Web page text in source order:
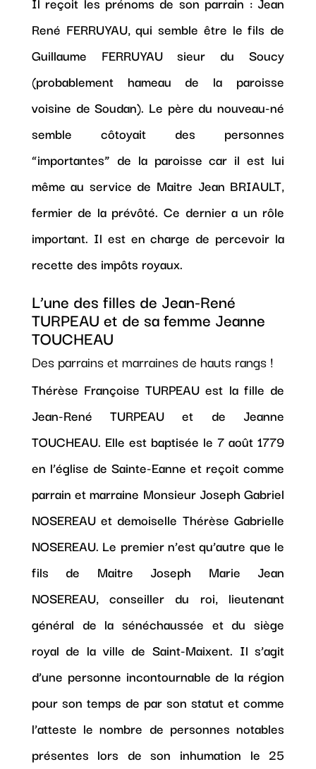
René FERRUYAU, qui semble être le fils de
Guillaume FERRUYAU sieur du Soucy
(probablement hameau de la paroisse
voisine de Soudan). Le père du nouveau-né
semble côtoyait des personnes
“importantes” de la paroisse car il est lui
même au service de Maitre Jean BRIAULT,
fermier de la prévôté. Ce dernier a un rôle
important. Il est en charge de percevoir la
recette des impôts royaux.
L’une des filles de Jean-René
TURPEAU et de sa femme Jeanne
TOUCHEAU
Des parrains et marraines de hauts rangs !
Thérèse Françoise TURPEAU est la fille de
Jean-René TURPEAU et de Jeanne
TOUCHEAU. Elle est baptisée le 7 août 1779
en l’église de Sainte-Eanne et reçoit comme
parrain et marraine Monsieur Joseph Gabriel
NOSEREAU et demoiselle Thérèse Gabrielle
NOSEREAU. Le premier n’est qu’autre que le
fils de Maitre Joseph Marie Jean
NOSEREAU, conseiller du roi, lieutenant
général de la sénéchaussée et du siège
royal de la ville de Saint-Maixent. Il s’agit
d’une personne incontournable de la région
pour son temps de par son statut et comme
l’atteste le nombre de personnes notables
présentes lors de son inhumation le 25